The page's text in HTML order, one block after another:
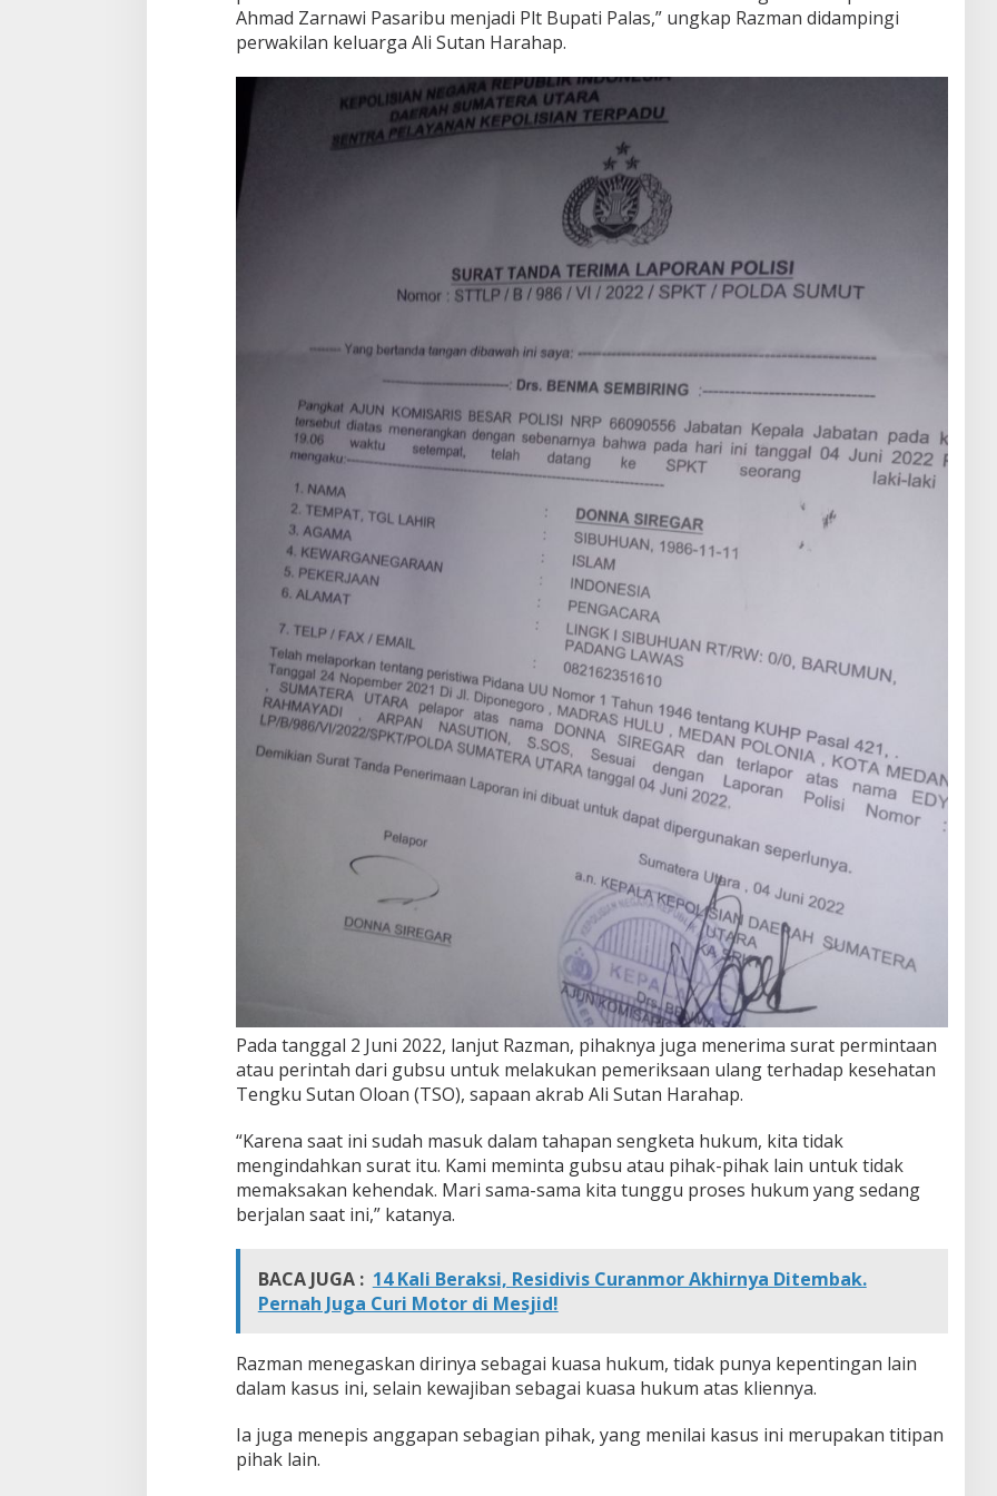
Ahmad Zarnawi Pasaribu menjadi Plt Bupati Palas,” ungkap Razman didampingi
perwakilan keluarga Ali Sutan Harahap.
Pada tanggal 2 Juni 2022, lanjut Razman, pihaknya juga menerima surat permintaan
atau perintah dari gubsu untuk melakukan pemeriksaan ulang terhadap kesehatan
Tengku Sutan Oloan (TSO), sapaan akrab Ali Sutan Harahap.
“Karena saat ini sudah masuk dalam tahapan sengketa hukum, kita tidak
mengindahkan surat itu. Kami meminta gubsu atau pihak-pihak lain untuk tidak
memaksakan kehendak. Mari sama-sama kita tunggu proses hukum yang sedang
berjalan saat ini,” katanya.
BACA JUGA : 14 Kali Beraksi, Residivis Curanmor Akhirnya Ditembak.
Pernah Juga Curi Motor di Mesjid!
Razman menegaskan dirinya sebagai kuasa hukum, tidak punya kepentingan lain
dalam kasus ini, selain kewajiban sebagai kuasa hukum atas kliennya.
Ia juga menepis anggapan sebagian pihak, yang menilai kasus ini merupakan titipan
pihak lain.